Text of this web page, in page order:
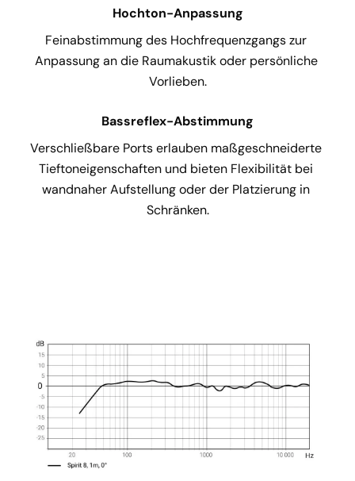
Hochton-Anpassung
Feinabstimmung des Hochfrequenzgangs zur
Anpassung an die Raumakustik oder persönliche
Vorlieben.
Bassreflex-Abstimmung
Verschließbare Ports erlauben maßgeschneiderte
Tieftoneigenschaften und bieten Flexibilität bei
wandnaher Aufstellung oder der Platzierung in
Schränken.